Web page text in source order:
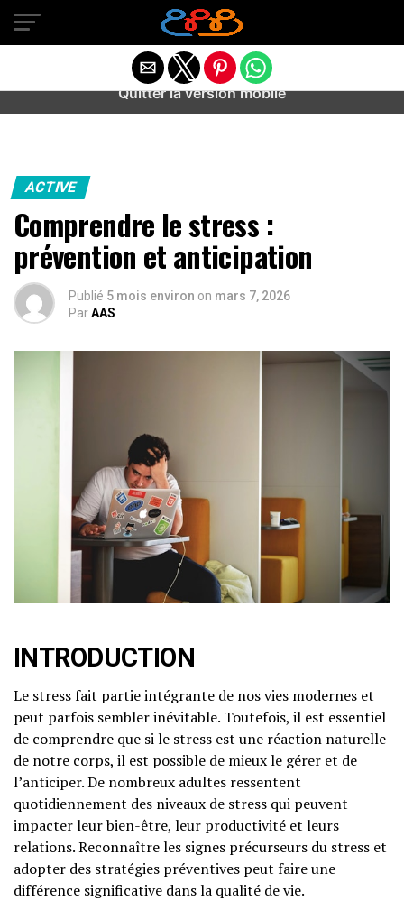
Warning
: preg_match(): Unknown modifier '/' in
/home/u589487443/domains/aideanxietestress.fr/
content/plugins/idev-post-views/includes/class-bots.php
ACTIVE
Comprendre le stress :
prévention et anticipation
Publié 5 mois environ on mars 7, 2026
ParAAS
INTRODUCTION
Le stress fait partie intégrante de nos vies modernes et
peut parfois sembler inévitable. Toutefois, il est essentiel
de comprendre que si le stress est une réaction naturelle
de notre corps, il est possible de mieux le gérer et de
l’anticiper. De nombreux adultes ressentent
quotidiennement des niveaux de stress qui peuvent
impacter leur bien-être, leur productivité et leurs
relations. Reconnaître les signes précurseurs du stress et
adopter des stratégies préventives peut faire une
différence significative dans la qualité de vie.
Quitter la version mobile